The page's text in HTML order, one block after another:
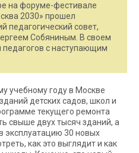
на форуме-фестивале
2030» прошел
педагогический совет,
Собяниным. В своем
с наступающим
учебному году в Москве
детских садов, школ и
текущего ремонта
свыше двух тысяч зданий, а
эксплуатацию 30 новых
как это выглядит и как